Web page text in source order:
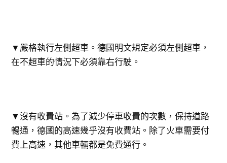
▼嚴格執行左側超車。德國明文規定必須左側超車，
在不超車的情況下必須靠右行駛。
▼沒有收費站。為了減少停車收費的次數，保持道路
暢通，德國的高速幾乎沒有收費站。除了火車需要付
費上高速，其他車輛都是免費通行。